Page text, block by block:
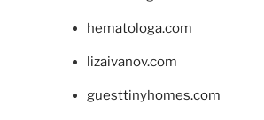
hematologa.com
lizaivanov.com
guesttinyhomes.com